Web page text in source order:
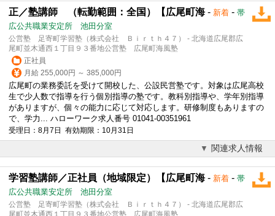
正／塾講師 （転勤範囲：全国）【広尾町海- 新着 - 帯
広公共職業安定所 池田分室
公営塾 足寄町学習塾（株式会社 Ｂｉｒｔｈ４７） - 北海道広尾郡広
尾町並木通西１丁目９３番地公営塾 広尾町海風塾
正社員
月給 255,000円 ～ 385,000円
広尾町の業務委託を受けて開校した、公設民営塾です。対象は広尾高校
生で少人数で指導を行う個別指導の塾です。教科別指導や、学年別指導
がありますが、個々の能力に応じて対応します。研修制度もありますの
で、学力... ハローワーク求人番号 01041-00351961
受理日：8月7日 有効期限：10月31日
関連求人情報
学習塾講師／正社員（地域限定）【広尾町海- 新着 - 帯
広公共職業安定所 池田分室
公営塾 足寄町学習塾（株式会社 Ｂｉｒｔｈ４７） - 北海道広尾郡広
尾町並木通西１丁目９３番地公営塾 広尾町海風塾